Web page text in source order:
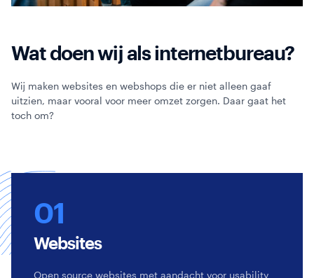
Wat doen wij als internetbureau?
Wij maken websites en webshops die er niet alleen gaaf
uitzien, maar vooral voor meer omzet zorgen. Daar gaat het
toch om?
Websites
Open source websites met aandacht voor usability